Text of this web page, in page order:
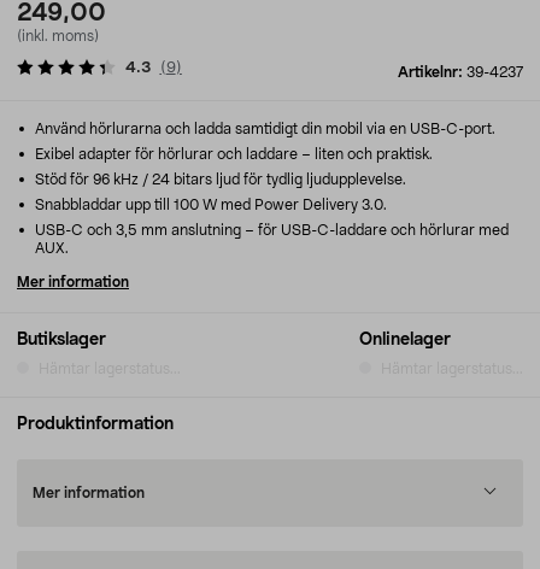
249,00
(inkl. moms)
Artikelnr: 39-4237
4.3 (9)
Butikslager Onlinelager
Använd hörlurarna och ladda samtidigt din mobil via en USB-C-port.
Exibel adapter för hörlurar och laddare – liten och praktisk.
Stöd för 96 kHz / 24 bitars ljud för tydlig ljudupplevelse.
Snabbladdar upp till 100 W med Power Delivery 3.0.
USB-C och 3,5 mm anslutning – för USB-C-laddare och hörlurar med
AUX.
Mer information
Produktinformation
Mer information